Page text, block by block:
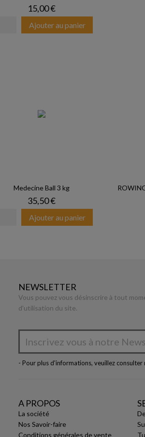
Prix
15,00 €
Ajouter au panier
Medecine Ball 3 kg
Prix
35,50 €
Ajouter au panier
NEWSLETTER
Vous pouvez vous désinscrire à tout
d'utilisation du site.
- Pour plus d'informations, veuillez consulter
A PROPOS
La société
Nos Savoir-faire
Conditions générales de vente